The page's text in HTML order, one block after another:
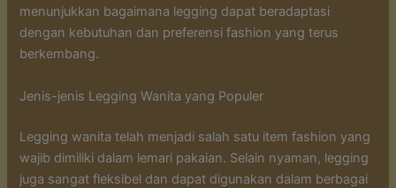
menunjukkan bagaimana legging dapat beradaptasi
dengan kebutuhan dan preferensi fashion yang terus
berkembang.
Jenis-jenis Legging Wanita yang Populer
Legging wanita telah menjadi salah satu item fashion yang
wajib dimiliki dalam lemari pakaian. Selain nyaman, legging
juga sangat fleksibel dan dapat digunakan dalam berbagai